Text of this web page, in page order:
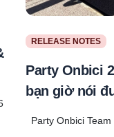
RELEASE NOTES
Party Onbici
bạn giờ nói
Party Onbici Team